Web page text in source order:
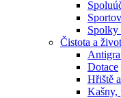
Spolky
Čistota a
Dotace
Hřiště
Kašny,